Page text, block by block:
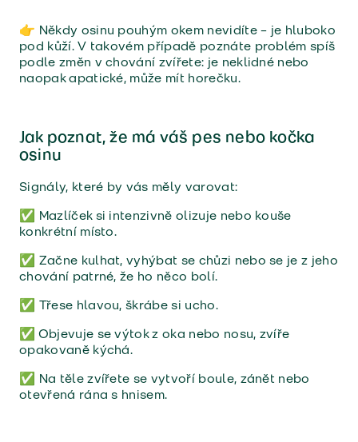
👉 Někdy osinu pouhým okem nevidíte – je hluboko
pod kůží. V takovém případě poznáte problém spíš
podle změn v chování zvířete: je neklidné nebo
naopak apatické, může mít horečku.
Jak poznat, že má váš pes nebo kočka
osinu
Signály, které by vás měly varovat:
✅ Mazlíček si intenzivně olizuje nebo kouše
konkrétní místo.
✅ Začne kulhat, vyhýbat se chůzi nebo se je z jeho
chování patrné, že ho něco bolí.
✅ Třese hlavou, škrábe si ucho.
✅ Objevuje se výtok z oka nebo nosu, zvíře
opakovaně kýchá.
✅ Na těle zvířete se vytvoří boule, zánět nebo
otevřená rána s hnisem.